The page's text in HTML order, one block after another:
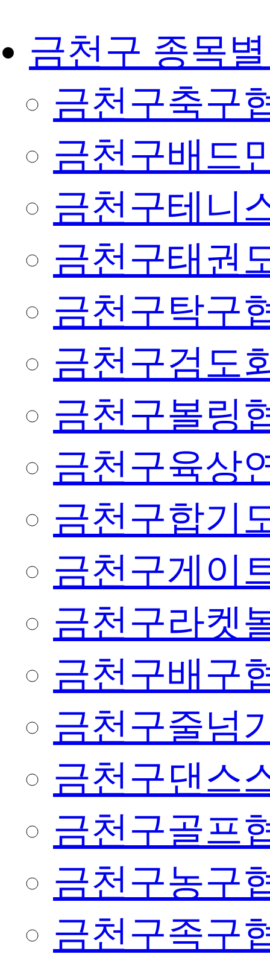
금천구 종목
금천구축구
금천구배드
금천구테니
금천구태권
금천구탁구
금천구검도
금천구볼링
금천구육상
금천구합기
금천구게이
금천구라켓
금천구배구
금천구줄넘
금천구댄스
금천구골프
금천구농구
금천구족구